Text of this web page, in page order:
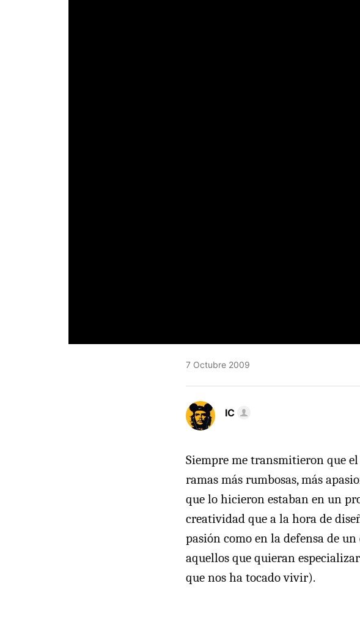
7 Octubre 2009
IC
Siempre me transmitieron que
ramas más rumbosas, más
que lo hicieron estaban en un
creatividad que a la hora de
pasión como en la defensa de
aquellos que quieran
que nos ha tocado vivir).